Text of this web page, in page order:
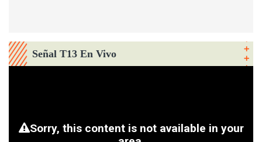
Señal T13 En Vivo